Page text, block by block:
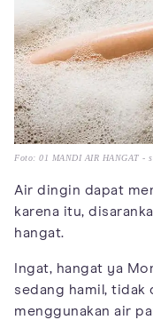
Foto: 01 MANDI AIR HANGAT -
Air dingin dapat
karena itu,
hangat.
Ingat, hangat ya
sedang hamil, tidak
menggunakan air